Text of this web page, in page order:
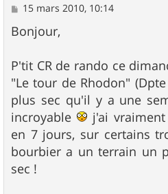
M
s
s
g
e
15 mars 2010, 10:14
Bonjour,
P'tit CR de rando ce
"Le tour de Rhodon"
plus sec qu'il y a une
incroyable
j'ai vraiment
en 7 jours, sur certains
bourbier a un terrain un
sec !